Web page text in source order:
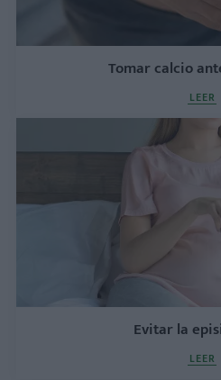
Tomar calcio
LEER
Evitar la
LEER